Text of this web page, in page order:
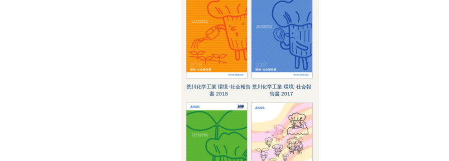
荒川化学工業 環境･社会報告
書 2018
荒川化学工業 環境･社会報
告書 2017